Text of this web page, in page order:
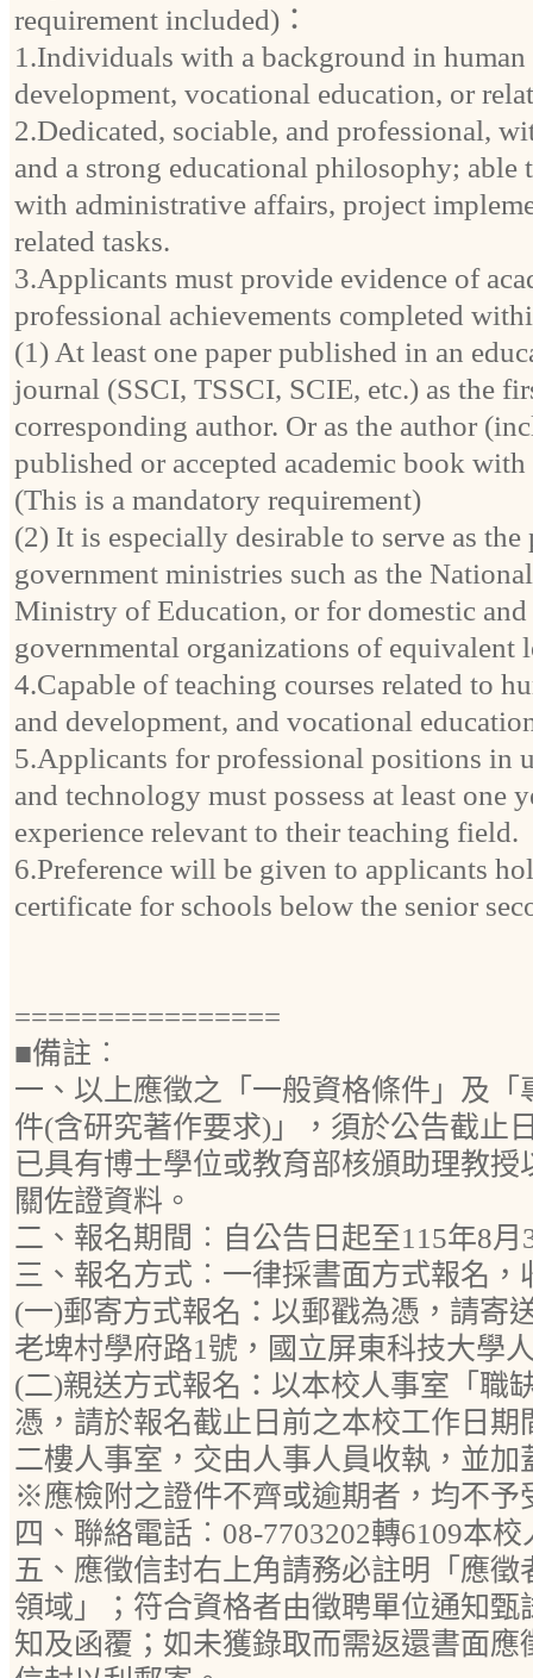
requirement included)：
1.Individuals with a background in human
development, vocational education, or
2.Dedicated, sociable, and professional,
and a strong educational philosophy; able
with administrative affairs, project
related tasks.
3.Applicants must provide evidence of
professional achievements completed
(1) At least one paper published in an
journal (SSCI, TSSCI, SCIE, etc.) as the
corresponding author. Or as the author
published or accepted academic book
(This is a mandatory requirement)
(2) It is especially desirable to serve as
government ministries such as the
Ministry of Education, or for domestic
governmental organizations of equivalent
4.Capable of teaching courses related to
and development, and vocational
5.Applicants for professional positions in
and technology must possess at least one
experience relevant to their teaching field.
6.Preference will be given to applicants
certificate for schools below the senior
================
■備註︰
一、以上應徵之「一般資格條件」及
件(含研究著作要求)」，須於公告截止
已具有博士學位或教育部核頒助理教
關佐證資料。
二、報名期間︰自公告日起至115年8
三、報名方式︰一律採書面方式報名
(一)郵寄方式報名：以郵戳為憑，請寄
老埤村學府路1號，國立屏東科技大學
(二)親送方式報名：以本校人事室「職
憑，請於報名截止日前之本校工作日
二樓人事室，交由人事人員收執，並加
※應檢附之證件不齊或逾期者，均不
四、聯絡電話︰08-7703202轉6109本
五、應徵信封右上角請務必註明「應
領域」；符合資格者由徵聘單位通知
知及函覆；如未獲錄取而需返還書面